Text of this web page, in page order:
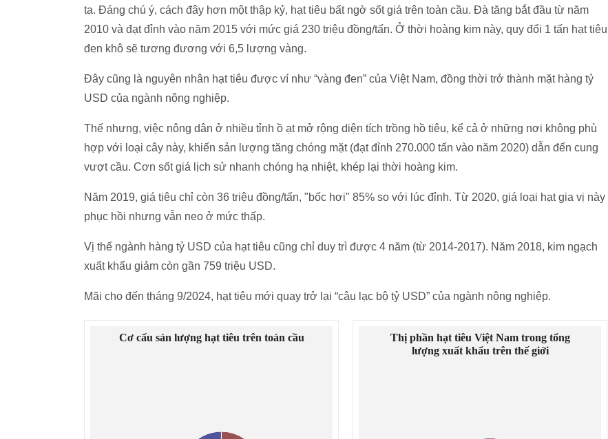
ta. Đáng chú ý, cách đây hơn một thập kỷ, hạt tiêu bất ngờ sốt giá trên toàn cầu. Đà tăng bắt đầu từ năm
2010 và đạt đỉnh vào năm 2015 với mức giá 230 triệu đồng/tấn. Ở thời hoàng kim này, quy đổi 1 tấn hạt tiêu
đen khô sẽ tương đương với 6,5 lượng vàng.
Đây cũng là nguyên nhân hạt tiêu được ví như “vàng đen” của Việt Nam, đồng thời trở thành mặt hàng tỷ
USD của ngành nông nghiệp.
Thế nhưng, việc nông dân ở nhiều tỉnh ồ ạt mở rộng diện tích trồng hồ tiêu, kể cả ở những nơi không phù
hợp với loại cây này, khiến sản lượng tăng chóng mặt (đạt đỉnh 270.000 tấn vào năm 2020) dẫn đến cung
vượt cầu. Cơn sốt giá lịch sử nhanh chóng hạ nhiệt, khép lại thời hoàng kim.
Năm 2019, giá tiêu chỉ còn 36 triệu đồng/tấn, "bốc hơi" 85% so với lúc đỉnh. Từ 2020, giá loại hạt gia vị này
phục hồi nhưng vẫn neo ở mức thấp.
Vị thế ngành hàng tỷ USD của hạt tiêu cũng chỉ duy trì được 4 năm (từ 2014-2017). Năm 2018, kim ngạch
xuất khẩu giảm còn gần 759 triệu USD.
Mãi cho đến tháng 9/2024, hạt tiêu mới quay trở lại “câu lạc bộ tỷ USD” của ngành nông nghiệp.